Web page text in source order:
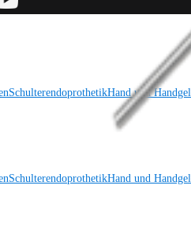
SchulterendoprothetikHand und
SchulterendoprothetikHand und